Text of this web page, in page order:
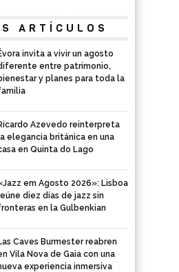
ARTÍCULOS
invita a vivir un agosto
entre patrimonio,
y planes para toda la
Azevedo reinterpreta
elegancia británica en una
en Quinta do Lago
em Agosto 2026»: Lisboa
diez días de jazz sin
en la Gulbenkian
Caves Burmester reabren
Vila Nova de Gaia con una
experiencia inmersiva